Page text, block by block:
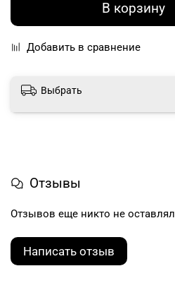
В корзину
Добавить в сравнение
Выбрать
Отзывы
Отзывов еще никто не оставлял
Написать отзыв